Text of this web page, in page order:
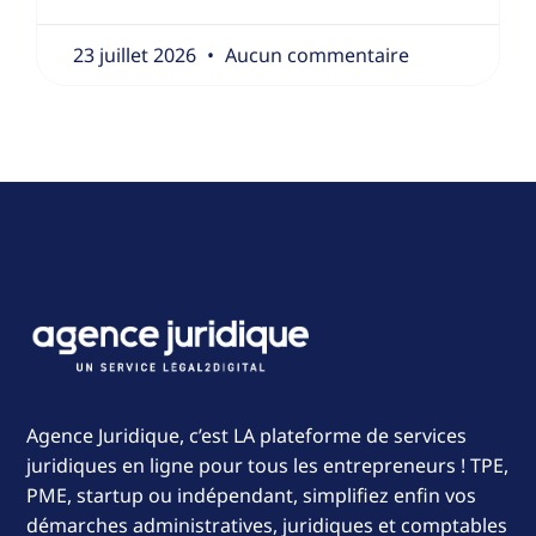
23 juillet 2026 Aucun commentaire
Agence Juridique, c’est LA plateforme de services
juridiques en ligne pour tous les entrepreneurs ! TPE,
PME, startup ou indépendant, simplifiez enfin vos
démarches administratives, juridiques et comptables